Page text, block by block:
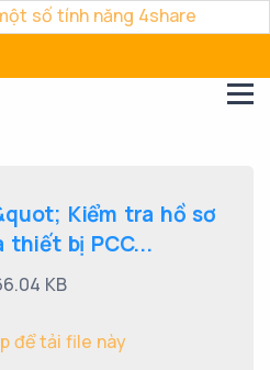
số tính năng 4share
Kiểm tra hồ sơ
thiết bị PCC...
KB
để tải file này